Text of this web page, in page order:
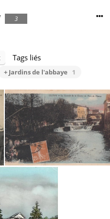
3
Tags liés
+ Jardins de l'abbaye 1